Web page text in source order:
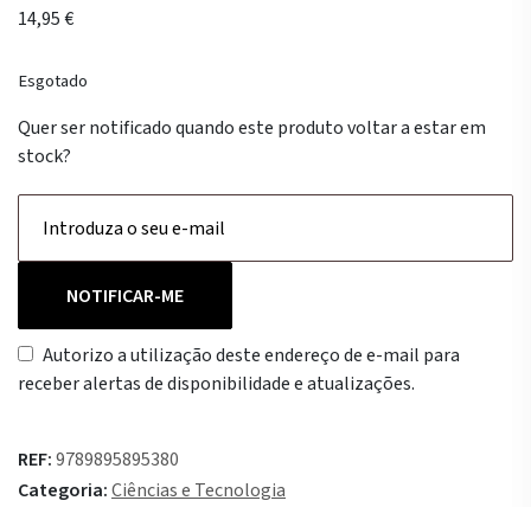
14,95€
Esgotado
Quer ser notificado quando este produto voltar a estar em
stock?
NOTIFICAR-ME
Autorizo a utilização deste endereço de e-mail para
receber alertas de disponibilidade e atualizações.
REF:9789895895380
Categoria:Ciências e Tecnologia